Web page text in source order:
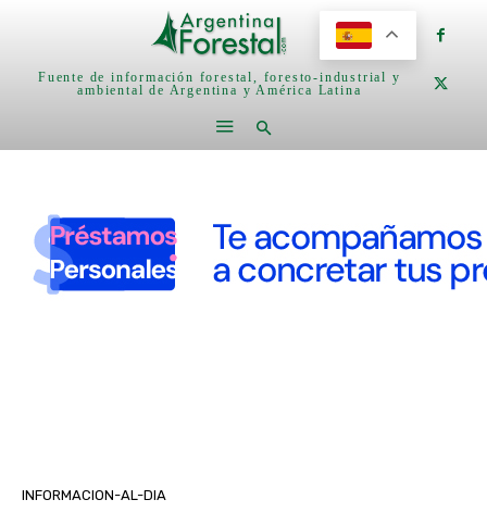
Fuente de información forestal, foresto-industrial y
ambiental de Argentina y América Latina
INFORMACION-AL-DIA